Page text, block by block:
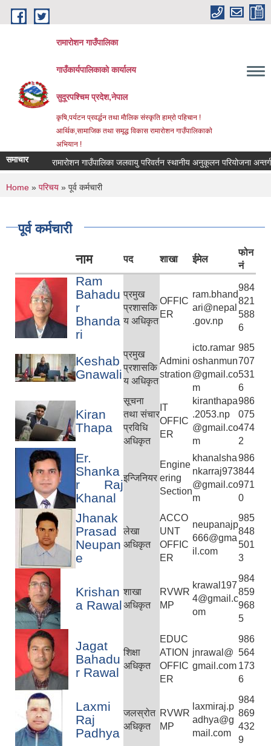
Skip to main content
रामारोशन गाउँपालिका
गाउँकार्यपालिकाकाे कार्यालय
सुदूरपश्चिम प्रदेश,नेपाल
कृषि,पर्यटन प्रवर्द्धन तथा माैलिक संस्कृति हाम्राे पहिचान !
आर्थिक,सामाजिक तथा समृद्ध विकास रामाराेशन गाउँपालिकाकाे
अभियान !
समाचार रामारोशन गाउँपालिका जलवायु परिवर्तन स्थानीय अनुकूलन परियोजना
You are here
Home » परिचय » पूर्व कर्मचारी
पूर्व कर्मचारी
नाम पद शाखा ईमेल
फोन
नं
Ram
Bahadu
r
Bhanda
ri
प्रमुख
प्रशासकि
य अधिकृत
OFFIC
ER
ram.bhand
ari@nepal
.gov.np
984
821
588
6
Keshab
Gnawali
प्रमुख
प्रशासकि
य अधिकृत
Admini
stration
icto.ramar
oshanmun
@gmail.co
m
985
707
531
6
Kiran
Thapa
सूचना
तथा संचार
प्रविधि
अधिकृत
IT
OFFIC
ER
kiranthapa
.2053.np
@gmail.co
m
986
075
474
2
Er.
Shanka
r Raj
Khanal
इन्जिनियर
Engine
ering
Section
khanalsha
nkarraj973
@gmail.co
m
986
844
971
0
Jhanak
Prasad
Neupan
e
लेखा
अधिकृत
ACCO
UNT
OFFIC
ER
neupanajp
666@gma
il.com
985
848
501
3
Krishan
a Rawal
शाखा
अधिकृत
RVWR
MP
krawal197
4@gmail.c
om
984
859
968
5
Jagat
Bahadu
r Rawal
शिक्षा
अधिकृत
EDUC
ATION
OFFIC
ER
jnrawal@
gmail.com
986
564
173
6
Laxmi
Raj
Padhya
जलस्रोत
अधिकृत
RVWR
MP
laxmiraj.p
adhya@g
mail.com
984
869
432
9